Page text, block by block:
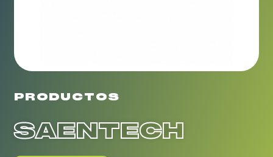
PRODUCTOS
SAENTECH